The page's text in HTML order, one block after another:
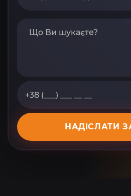
НАДІСЛАТИ